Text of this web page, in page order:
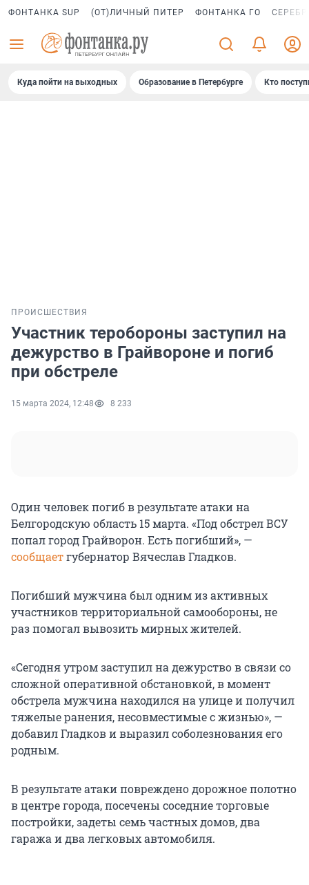
ФОНТАНКА SUP (ОТ)ЛИЧНЫЙ ПИТЕР ФОНТАНКА ГО
Куда пойти на выходных Образование в Петербурге Кто
ПРОИСШЕСТВИЯ
Участник теробороны заступил на
дежурство в Грайвороне и погиб
при обстреле
15 марта 2024, 12:48 8 233
Один человек погиб в результате атаки на
Белгородскую область 15 марта. «Под обстрел ВСУ
попал город Грайворон. Есть погибший», —
сообщаетгубернатор Вячеслав Гладков.
Погибший мужчина был одним из активных
участников территориальной самообороны, не
раз помогал вывозить мирных жителей.
«Сегодня утром заступил на дежурство в связи со
сложной оперативной обстановкой, в момент
обстрела мужчина находился на улице и получил
тяжелые ранения, несовместимые с жизнью», —
добавил Гладков и выразил соболезнования его
родным.
В результате атаки повреждено дорожное полотно
в центре города, посечены соседние торговые
постройки, задеты семь частных домов, два
гаража и два легковых автомобиля.